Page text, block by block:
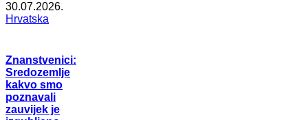
30.07.2026.
Hrvatska
Znanstvenici:
Sredozemlje
kakvo smo
poznavali
zauvijek je